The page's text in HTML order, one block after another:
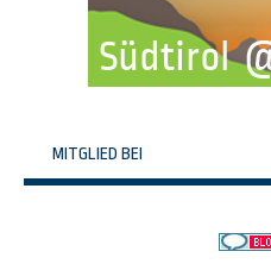
MITGLIED BEI